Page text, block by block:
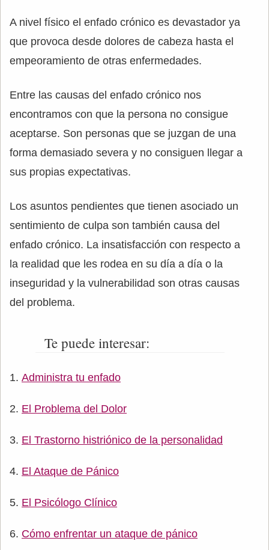
A nivel físico el enfado crónico es devastador ya
que provoca desde dolores de cabeza hasta el
empeoramiento de otras enfermedades.
Entre las causas del enfado crónico nos
encontramos con que la persona no consigue
aceptarse. Son personas que se juzgan de una
forma demasiado severa y no consiguen llegar a
sus propias expectativas.
Los asuntos pendientes que tienen asociado un
sentimiento de culpa son también causa del
enfado crónico. La insatisfacción con respecto a
la realidad que les rodea en su día a día o la
inseguridad y la vulnerabilidad son otras causas
del problema.
Te puede interesar:
Administra tu enfado
El Problema del Dolor
El Trastorno histriónico de la personalidad
El Ataque de Pánico
El Psicólogo Clínico
Cómo enfrentar un ataque de pánico